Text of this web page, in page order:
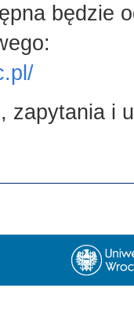
będzie
zapytania i